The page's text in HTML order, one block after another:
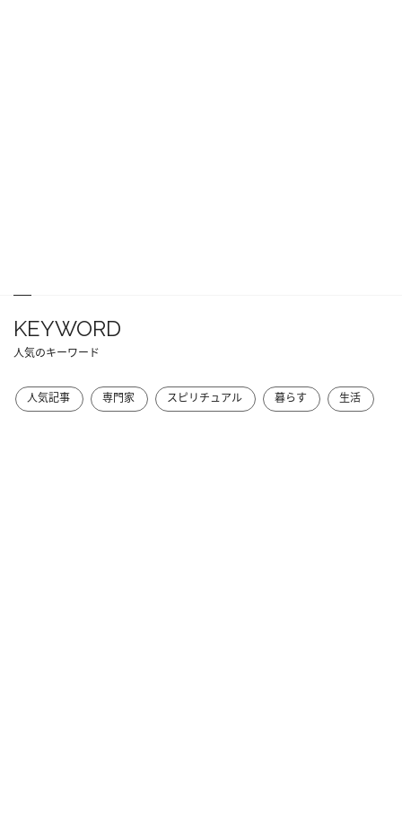
KEYWORD
人気のキーワード
人気記事 専門家 スピリチュアル 暮らす 生活